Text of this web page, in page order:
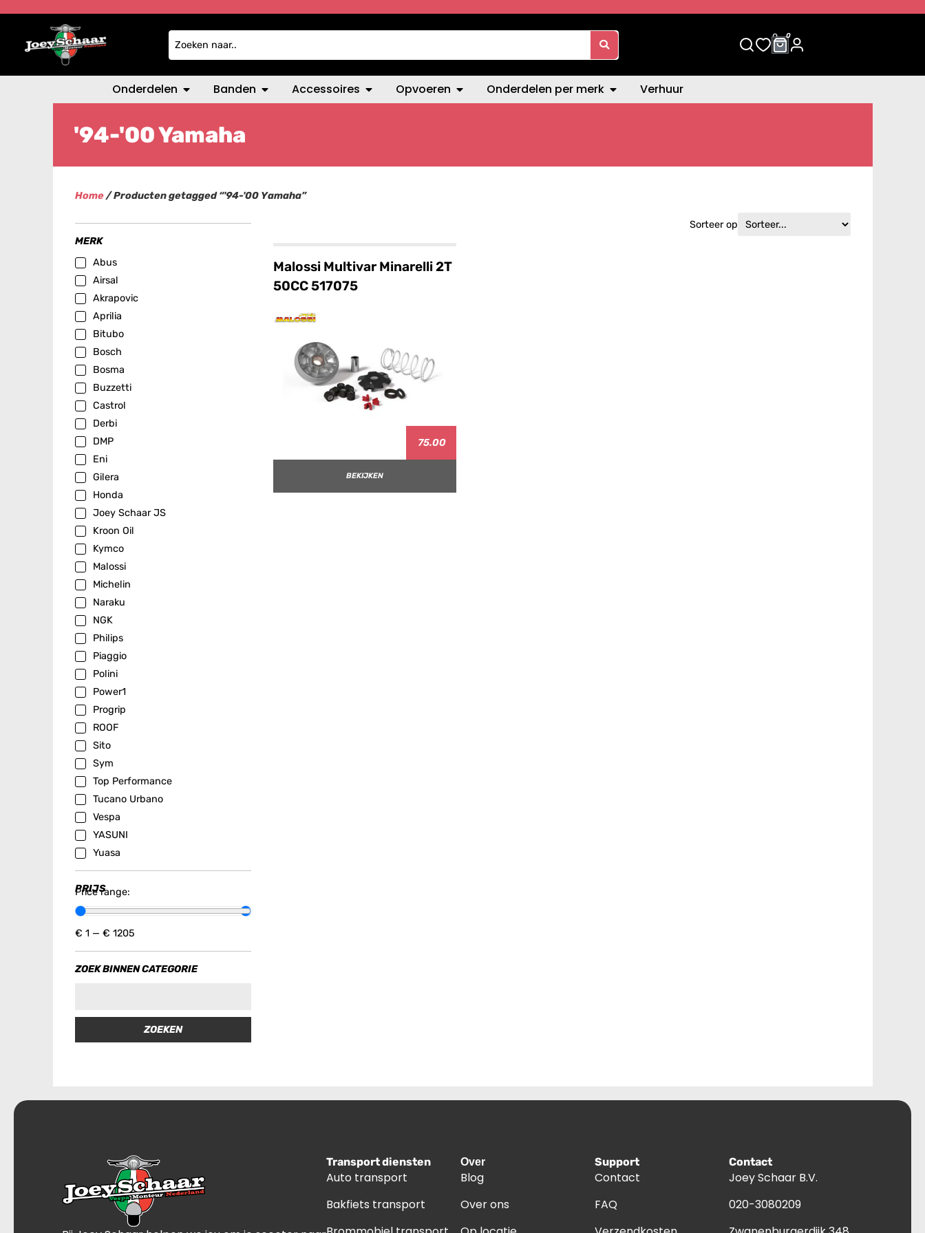
0 0
Onderdelen Banden Accessoires Opvoeren Onderdelen per merk Verhuur
'94-'00 Yamaha
Home/ Producten getagged “'94-'00 Yamaha”
MERK
Abus
Airsal
Akrapovic
Aprilia
Bitubo
Bosch
Bosma
Buzzetti
Castrol
Derbi
DMP
Eni
Gilera
Honda
Joey Schaar JS
Kroon Oil
Kymco
Malossi
Michelin
Naraku
NGK
Philips
Piaggio
Polini
Power1
Progrip
ROOF
Sito
Sym
Top Performance
Tucano Urbano
Vespa
YASUNI
Yuasa
PRIJS
Price range:
€ 1 — € 1205
ZOEK BINNEN CATEGORIE
ZOEKEN
Sorteer op
Malossi Multivar Minarelli 2T
50CC 517075
75.00
BEKIJKEN
Transport diensten
Auto transport
Bakfiets transport
Over
Blog
Over ons
Support
Contact
FAQ
Contact
Joey Schaar B.V.
020-3080209